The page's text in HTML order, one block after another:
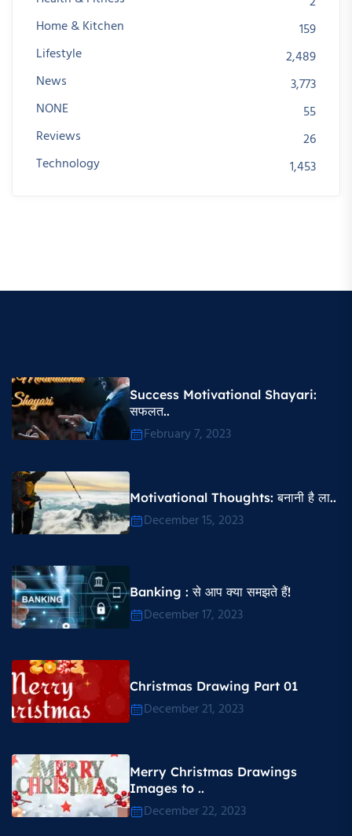
Home & Kitchen
159
Lifestyle
2,489
News
3,773
NONE
55
Reviews
26
Technology
1,453
Success Motivational Shayari​:
सफलत..
February 7, 2023
Motivational Thoughts​: बनानी है ला..
December 15, 2023
Banking : से आप क्या समझते हैं!
December 17, 2023
Christmas Drawing Part 01
December 21, 2023
Merry Christmas Drawings
Images to ..
December 22, 2023